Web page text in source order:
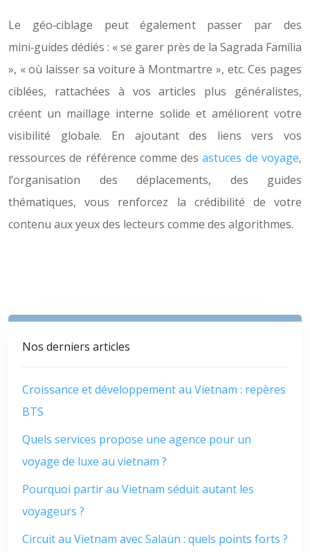
Le géo‑ciblage peut également passer par des
mini‑guides dédiés : « se garer près de la Sagrada Família
», « où laisser sa voiture à Montmartre », etc. Ces pages
ciblées, rattachées à vos articles plus généralistes,
créent un maillage interne solide et améliorent votre
visibilité globale. En ajoutant des liens vers vos
ressources de référence comme desastuces de voyage,
l’organisation des déplacements, des guides
thématiques, vous renforcez la crédibilité de votre
contenu aux yeux des lecteurs comme des algorithmes.
Nos derniers articles
Croissance et développement au Vietnam : repères
BTS
Quels services propose une agence pour un
voyage de luxe au vietnam ?
Pourquoi partir au Vietnam séduit autant les
voyageurs ?
Circuit au Vietnam avec Salaün : quels points forts ?